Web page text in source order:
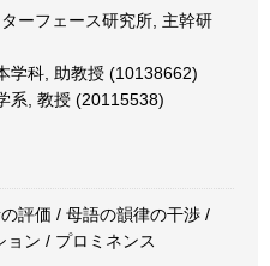
ーフェース研究所, 主幹研
学科, 助教授 (10138662)
系, 教授 (20115538)
評価 / 母語の韻律の干渉 /
ン / プロミネンス